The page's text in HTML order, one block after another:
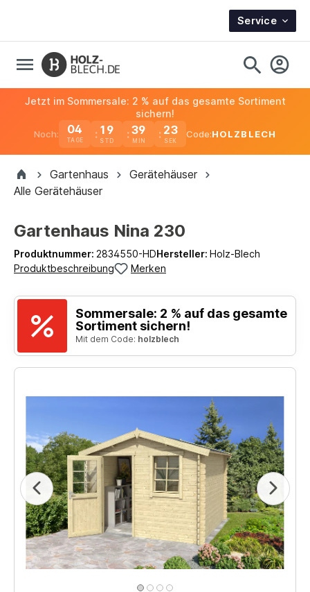
Service
Noch: 04
TAGE
19 39 23
Jetzt im Sommersale: 2 % auf das gesamte Sortiment
sichern!
Code:HOLZBLECH
Gartenhaus
Gerätehäuser
Alle Gerätehäuser
Gartenhaus Nina 230
Produktnummer: 2834550-HDHersteller: Holz-Blech
Produktbeschreibung
Merken
Sommersale: 2 % auf das gesamte
Sortiment sichern!
Mit dem Code: holzblech